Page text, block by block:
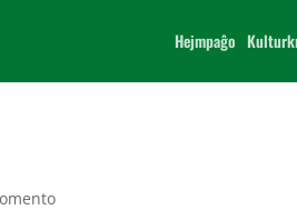
Hejmpaĝo